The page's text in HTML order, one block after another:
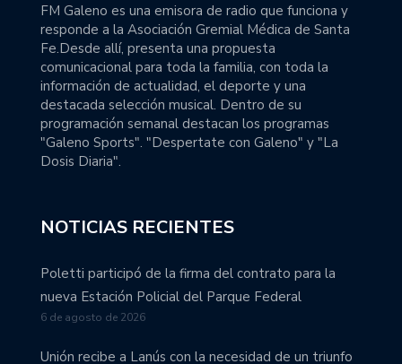
FM Galeno es una emisora de radio que funciona y
responde a la Asociación Gremial Médica de Santa
Fe.Desde allí, presenta una propuesta
comunicacional para toda la familia, con toda la
información de actualidad, el deporte y una
destacada selección musical. Dentro de su
programación semanal destacan los programas
"Galeno Sports". "Despertate con Galeno" y "La
Dosis Diaria".
NOTICIAS RECIENTES
Poletti participó de la firma del contrato para la
nueva Estación Policial del Parque Federal
6 de agosto de 2026
Unión recibe a Lanús con la necesidad de un triunfo